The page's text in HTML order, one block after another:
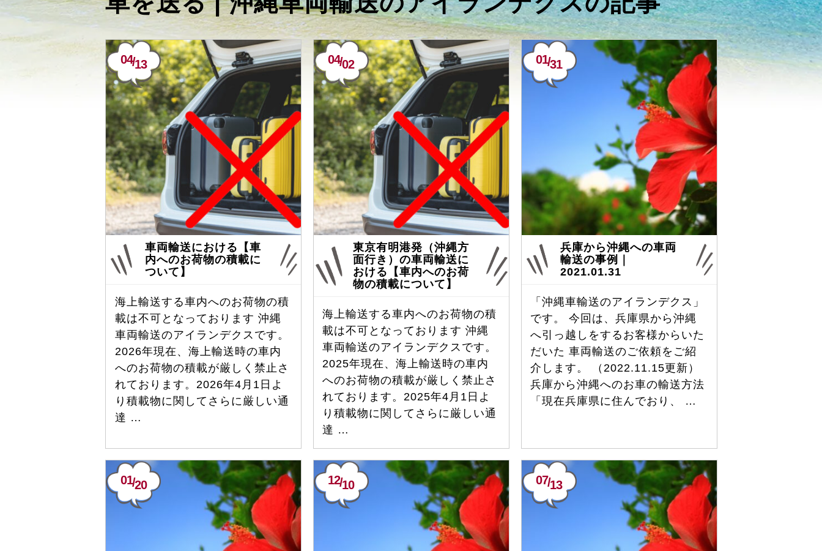
04/13
車両輸送における【車
内へのお荷物の積載に
ついて】
海上輸送する車内へのお荷物の積
載は不可となっております 沖縄
車両輸送のアイランデクスです。
2026年現在、海上輸送時の車内
へのお荷物の積載が厳しく禁止さ
れております。2026年4月1日よ
り積載物に関してさらに厳しい通
達 …
04/02
東京有明港発（沖縄方
面行き）の車両輸送に
おける【車内へのお荷
物の積載について】
海上輸送する車内へのお荷物の積
載は不可となっております 沖縄
車両輸送のアイランデクスです。
2025年現在、海上輸送時の車内
へのお荷物の積載が厳しく禁止さ
れております。2025年4月1日よ
り積載物に関してさらに厳しい通
達 …
01/31
兵庫から沖縄への車両
輸送の事例｜
2021.01.31
「沖縄車輸送のアイランデクス」
です。 今回は、兵庫県から沖縄
へ引っ越しをするお客様からいた
だいた 車両輸送のご依頼をご紹
介します。 （2022.11.15更新）
兵庫から沖縄へのお車の輸送方法
「現在兵庫県に住んでおり、 …
01/20 12/10 07/13